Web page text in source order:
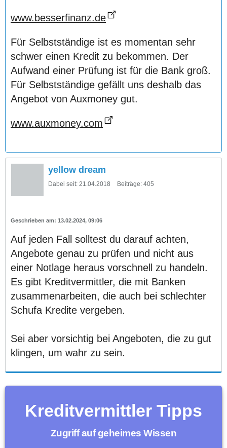
www.besserfinanz.de
Für Selbstständige ist es momentan sehr
schwer einen Kredit zu bekommen. Der
Aufwand einer Prüfung ist für die Bank groß.
Für Selbstständige gefällt uns deshalb das
Angebot von Auxmoney gut.
www.auxmoney.com
yellow dream
Dabei seit: 21.04.2018 Beiträge: 405
13.02.2024, 09:06
Auf jeden Fall solltest du darauf achten,
Angebote genau zu prüfen und nicht aus
einer Notlage heraus vorschnell zu handeln.
Es gibt Kreditvermittler, die mit Banken
zusammenarbeiten, die auch bei schlechter
Schufa Kredite vergeben.
Sei aber vorsichtig bei Angeboten, die zu gut
klingen, um wahr zu sein.
Kreditvermittler Tipps
Zugriff auf geheimes Wissen